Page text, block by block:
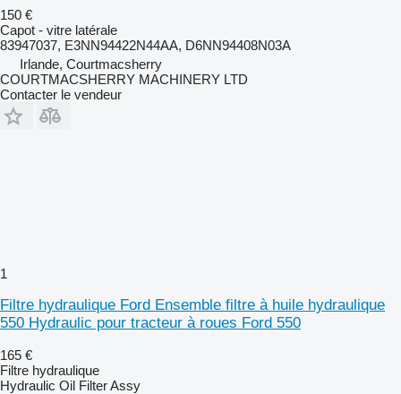
150 €
Capot - vitre latérale
83947037, E3NN94422N44AA, D6NN94408N03A
Irlande, Courtmacsherry
COURTMACSHERRY MACHINERY LTD
Contacter le vendeur
1
Filtre hydraulique Ford Ensemble filtre à huile hydraulique
550 Hydraulic pour tracteur à roues Ford 550
165 €
Filtre hydraulique
Hydraulic Oil Filter Assy